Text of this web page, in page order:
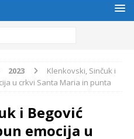
2023
Klenkovski, Sinčuk i
u crkvi Santa Maria in punta
i Begović
emocija u